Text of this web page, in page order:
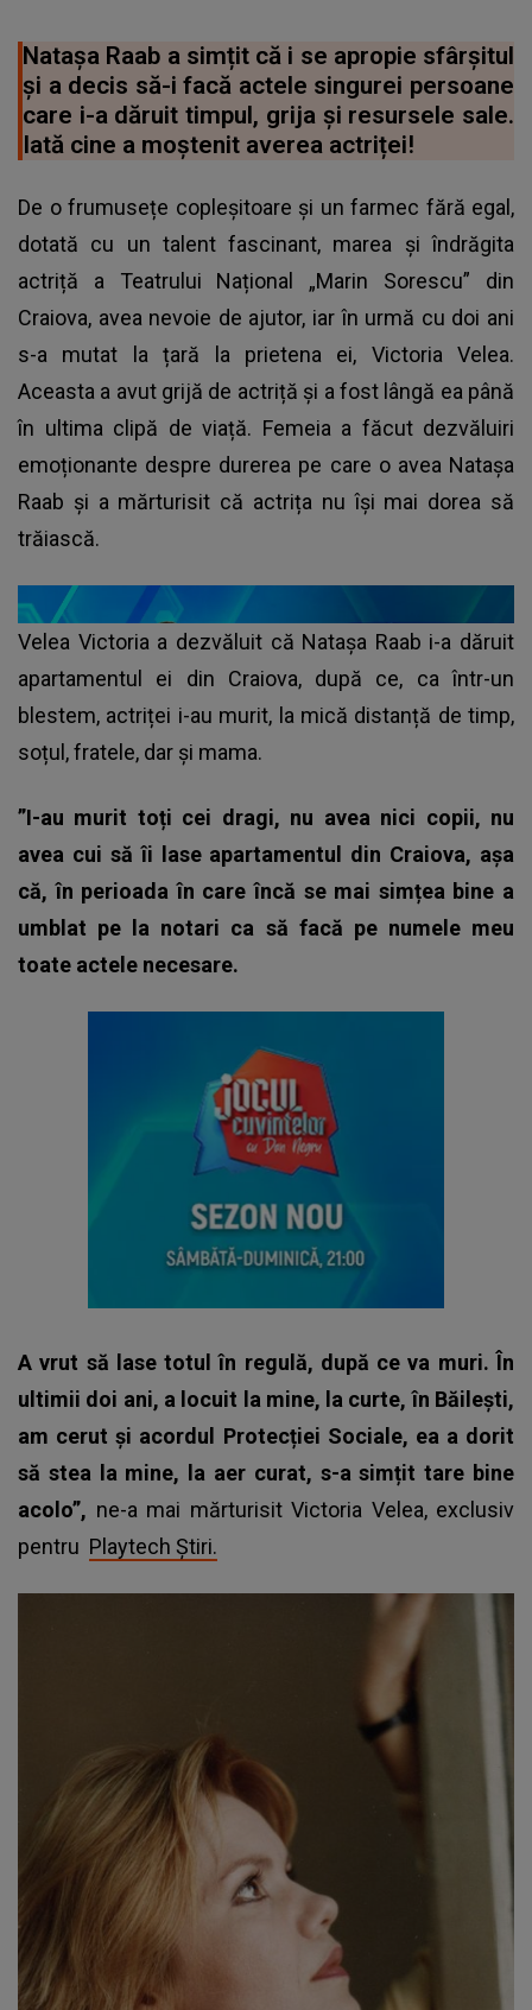
Natașa Raab a simțit că i se apropie sfârșitul
și a decis să-i facă actele singurei persoane
care i-a dăruit timpul, grija și resursele sale.
Iată cine a moștenit averea actriței!
De o frumusețe copleșitoare și un farmec fără egal,
dotată cu un talent fascinant, marea și îndrăgita
actriță a Teatrului Național „Marin Sorescu” din
Craiova, avea nevoie de ajutor, iar în urmă cu doi ani
s-a mutat la țară la prietena ei, Victoria Velea.
Aceasta a avut grijă de actriță și a fost lângă ea până
în ultima clipă de viață. Femeia a făcut dezvăluiri
emoționante despre durerea pe care o avea Natașa
Raab și a mărturisit că actrița nu își mai dorea să
trăiască.
Velea Victoria a dezvăluit că Natașa Raab i-a dăruit
apartamentul ei din Craiova, după ce, ca într-un
blestem, actriței i-au murit, la mică distanță de timp,
soțul, fratele, dar și mama.
”I-au murit toți cei dragi, nu avea nici copii, nu
avea cui să îi lase apartamentul din Craiova, așa
că, în perioada în care încă se mai simțea bine a
umblat pe la notari ca să facă pe numele meu
toate actele necesare.
A vrut să lase totul în regulă, după ce va muri. În
ultimii doi ani, a locuit la mine, la curte, în Băilești,
am cerut și acordul Protecției Sociale, ea a dorit
să stea la mine, la aer curat, s-a simțit tare bine
acolo”, ne-a mai mărturisit Victoria Velea, exclusiv
pentru Playtech Știri.